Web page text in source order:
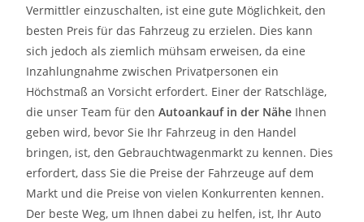
Vermittler einzuschalten, ist eine gute Möglichkeit, den
besten Preis für das Fahrzeug zu erzielen. Dies kann
sich jedoch als ziemlich mühsam erweisen, da eine
Inzahlungnahme zwischen Privatpersonen ein
Höchstmaß an Vorsicht erfordert. Einer der Ratschläge,
die unser Team für denAutoankauf in der Nähe Ihnen
geben wird, bevor Sie Ihr Fahrzeug in den Handel
bringen, ist, den Gebrauchtwagenmarkt zu kennen. Dies
erfordert, dass Sie die Preise der Fahrzeuge auf dem
Markt und die Preise von vielen Konkurrenten kennen.
Der beste Weg, um Ihnen dabei zu helfen, ist, Ihr Auto